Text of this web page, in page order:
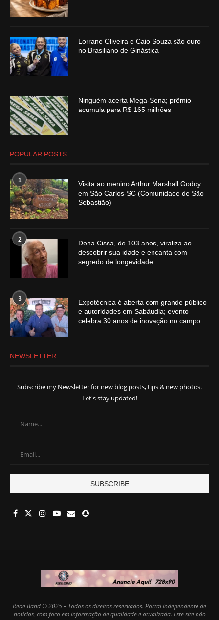
Lorrane Oliveira e Caio Souza são ouro
no Brasiliano de Ginástica
Ninguém acerta Mega-Sena; prêmio
acumula para R$ 165 milhões
POPULAR POSTS
1
Visita ao menino Arthur Marshall Godoy
em São Carlos-SC (Comunidade de São
Sebastião)
2
Dona Cissa, de 103 anos, viraliza ao
descobrir sua idade e encanta com
segredo de longevidade
3
Expotécnica é aberta com grande público
e autoridades em Sabáudia; evento
celebra 30 anos de inovação no campo
NEWSLETTER
Subscribe my Newsletter for new blog posts, tips & new photos.
Let's stay updated!
Rede Band © 2025 – Todos os direitos reservados. Portal independente de
notícias, com foco em informação de qualidade e atualizada. Este site não